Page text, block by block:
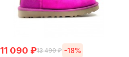
11 090 ₽13 490 ₽ -18%